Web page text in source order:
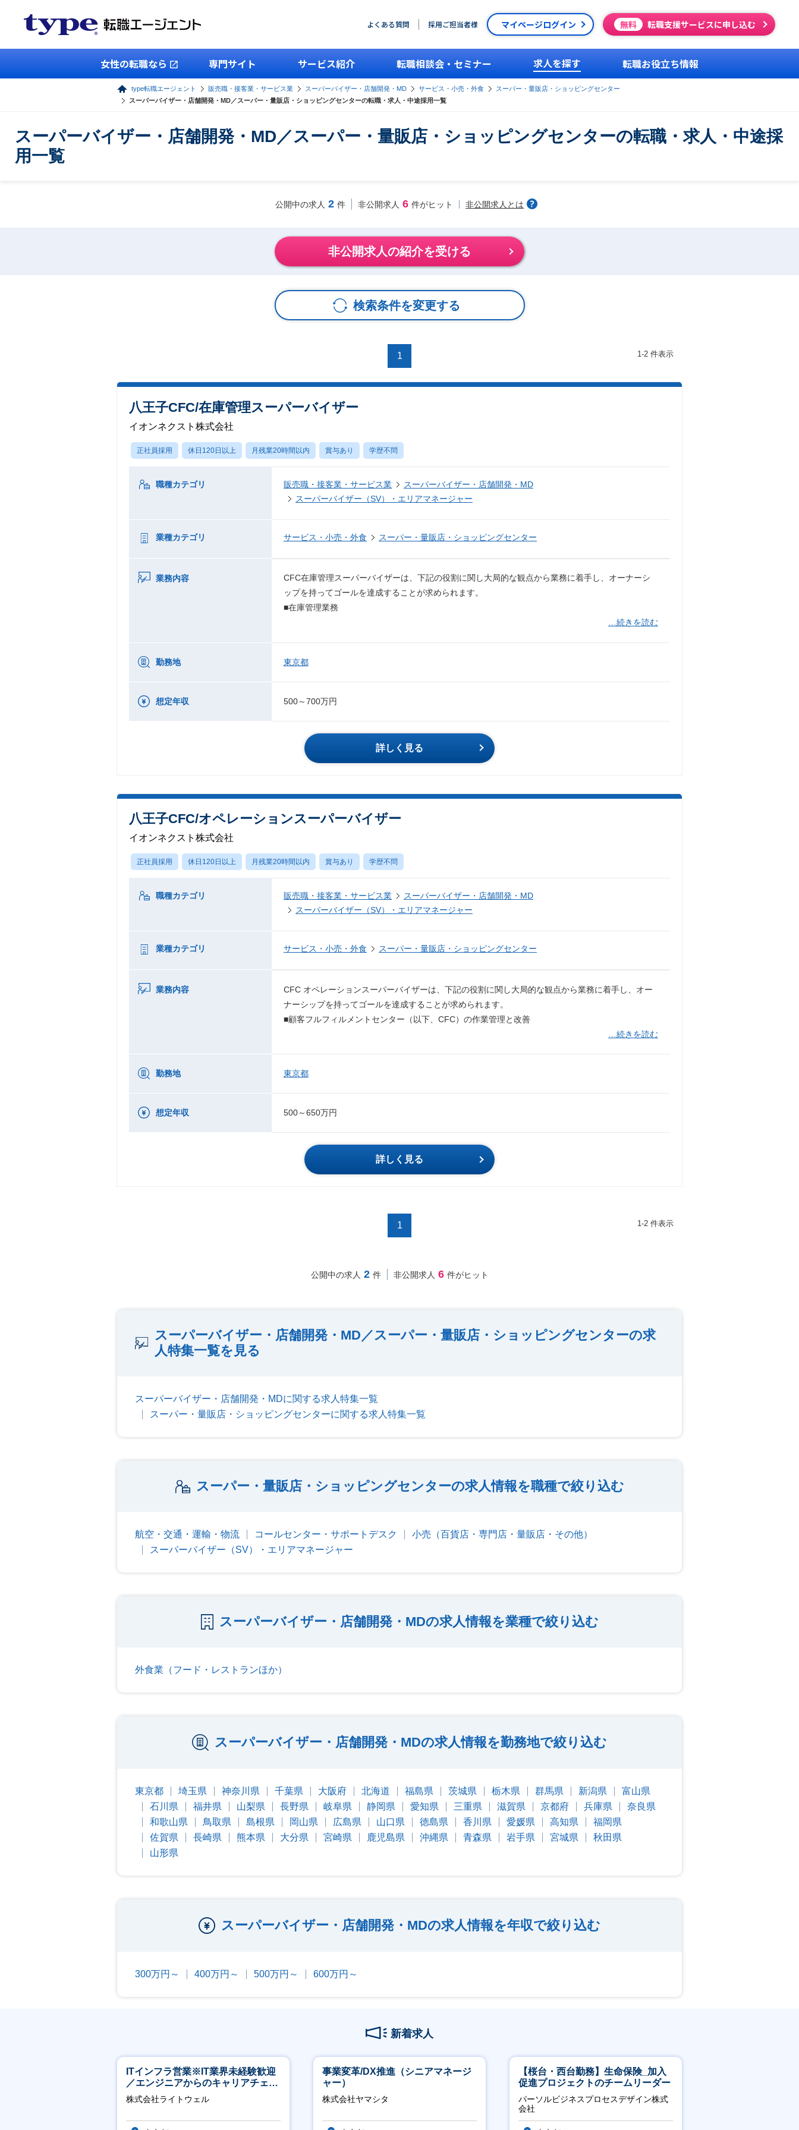
よくある質問 採用ご担当者様 マイページログイン 無料 転職支援サービスに申し込む
女性の転職なら 専門サイト サービス紹介 転職相談会・セミナー 求人を探す 転職お役立ち情報
type転職エージェント 販売職・接客業・サービス業 スーパーバイザー・店舗開発・MD サービス・小売・外食
スーパー・量販店・ショッピングセンター
スーパーバイザー・店舗開発・MD／スーパー・量販店・ショッピングセンターの転職・求人・中途採用一覧
スーパーバイザー・店舗開発・MD／スーパー・量販店・ショッピングセンターの転職・求人・中途採
用一覧
公開中の求人 2 件 非公開求人 6 件がヒット 非公開求人とは
非公開求人の紹介を受ける
検索条件を変更する
1 1-2 件表示
八王子CFC/在庫管理スーパーバイザー
イオンネクスト株式会社
正社員採用 休日120日以上 月残業20時間以内 賞与あり 学歴不問
職種カテゴリ 販売職・接客業・サービス業
スーパーバイザー・店舗開発・MD
スーパーバイザー（SV）・エリアマネージャー
業種カテゴリ サービス・小売・外食 スーパー・量販店・ショッピングセンター
業務内容
CFC在庫管理スーパーバイザーは、下記の役割に関し大局的な観点から業務に着手し、オーナーシ
ップを持ってゴールを達成することが求められます。
■在庫管理業務
…続きを読む
勤務地 東京都
想定年収 500～700万円
詳しく見る
八王子CFC/オペレーションスーパーバイザー
イオンネクスト株式会社
正社員採用 休日120日以上 月残業20時間以内 賞与あり 学歴不問
職種カテゴリ 販売職・接客業・サービス業
スーパーバイザー・店舗開発・MD
スーパーバイザー（SV）・エリアマネージャー
業種カテゴリ サービス・小売・外食 スーパー・量販店・ショッピングセンター
業務内容
CFC オペレーションスーパーバイザーは、下記の役割に関し大局的な観点から業務に着手し、オー
ナーシップを持ってゴールを達成することが求められます。
■顧客フルフィルメントセンター（以下、CFC）の作業管理と改善
…続きを読む
勤務地 東京都
想定年収 500～650万円
詳しく見る
1 1-2 件表示
公開中の求人 2 件 非公開求人 6 件がヒット
スーパーバイザー・店舗開発・MD／スーパー・量販店・ショッピングセンターの求
人特集一覧を見る
スーパーバイザー・店舗開発・MDに関する求人特集一覧
スーパー・量販店・ショッピングセンターに関する求人特集一覧
スーパー・量販店・ショッピングセンターの求人情報を職種で絞り込む
航空・交通・運輸・物流 コールセンター・サポートデスク
小売（百貨店・専門店・量販店・その他）
スーパーバイザー（SV）・エリアマネージャー
スーパーバイザー・店舗開発・MDの求人情報を業種で絞り込む
外食業（フード・レストランほか）
スーパーバイザー・店舗開発・MDの求人情報を勤務地で絞り込む
東京都 埼玉県 神奈川県 千葉県 大阪府 北海道 福島県 茨城県 栃木県 群馬県 新潟県
富山県
石川県
福井県 山梨県 長野県 岐阜県 静岡県 愛知県 三重県 滋賀県 京都府 兵庫県
奈良県
和歌山県
鳥取県 島根県 岡山県 広島県 山口県 徳島県 香川県 愛媛県 高知県
福岡県
佐賀県
長崎県 熊本県 大分県 宮崎県 鹿児島県 沖縄県 青森県 岩手県 宮城県
秋田県
山形県
スーパーバイザー・店舗開発・MDの求人情報を年収で絞り込む
300万円～ 400万円～ 500万円～ 600万円～
新着求人
ITインフラ営業※IT業界未経験歓迎
／エンジニアからのキャリアチェン
ジ可※【週3～4日リモート可能】
株式会社ライトウェル
事業変革/DX推進（シニアマネージ
ャー）
株式会社ヤマシタ
【桜台・西台勤務】生命保険_加入
促進プロジェクトのチームリーダー
パーソルビジネスプロセスデザイン株式
会社